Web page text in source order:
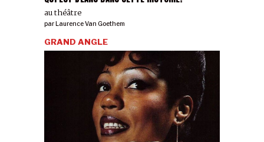
au théâtre
par Laurence Van Goethem
GRAND ANGLE